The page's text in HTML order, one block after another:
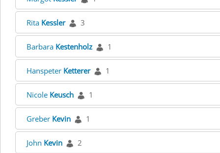
Rita Kessler 3
Barbara Kestenholz 1
Hanspeter Ketterer 1
Nicole Keusch 1
Greber Kevin 1
John Kevin 2